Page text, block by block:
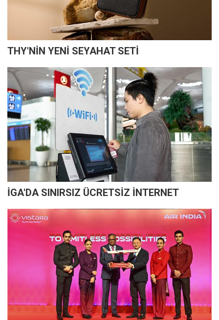
THY'NİN YENİ SEYAHAT SETİ
İGA'DA SINIRSIZ ÜCRETSİZ İNTERNET